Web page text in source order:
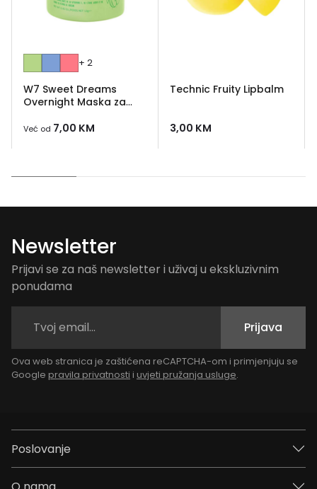
+ 2
W7 Sweet Dreams
Overnight Maska za
Već od 7,00 KM
Technic Fruity Lipbalm
3,00 KM
Newsletter
Prijavi se za naš newsletter i uživaj u ekskluzivnim
ponudama
Prijava
Ova web stranica je zaštićena reCAPTCHA-om i primjenjuju se
Google pravila privatnosti i uvjeti pružanja usluge.
Poslovanje